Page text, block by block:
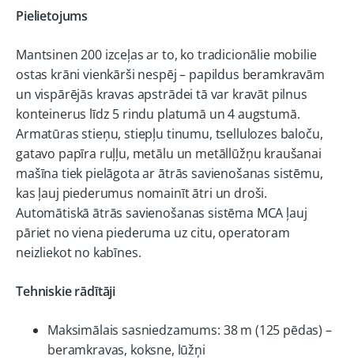
Pielietojums
Mantsinen 200 izceļas ar to, ko tradicionālie mobilie
ostas krāni vienkārši nespēj – papildus beramkravām
un vispārējās kravas apstrādei tā var kravāt pilnus
konteinerus līdz 5 rindu platumā un 4 augstumā.
Armatūras stieņu, stiepļu tinumu, tsellulozes baloču,
gatavo papīra ruļļu, metālu un metāllūžņu kraušanai
mašīna tiek pielāgota ar ātrās savienošanas sistēmu,
kas ļauj piederumus nomainīt ātri un droši.
Automātiskā ātrās savienošanas sistēma MCA ļauj
pāriet no viena piederuma uz citu, operatoram
neizliekot no kabīnes.
Tehniskie rādītāji
Maksimālais sasniedzamums: 38 m (125 pēdas) –
beramkravas, koksne, lūžņi